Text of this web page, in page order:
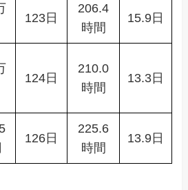
123日
206.4
時間
15.9日
124日
210.0
時間
13.3日
126日
225.6
時間
13.9日